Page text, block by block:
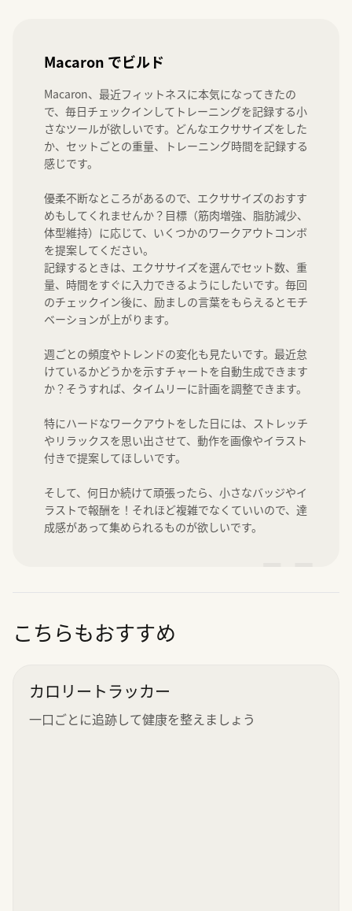
Macaron でビルド
Macaron、最近フィットネスに本気になってきたの
で、毎日チェックインしてトレーニングを記録する小
さなツールが欲しいです。どんなエクササイズをした
か、セットごとの重量、トレーニング時間を記録する
感じです。
優柔不断なところがあるので、エクササイズのおすす
めもしてくれませんか？目標（筋肉増強、脂肪減少、
体型維持）に応じて、いくつかのワークアウトコンボ
を提案してください。
記録するときは、エクササイズを選んでセット数、重
量、時間をすぐに入力できるようにしたいです。毎回
のチェックイン後に、励ましの言葉をもらえるとモチ
ベーションが上がります。
週ごとの頻度やトレンドの変化も見たいです。最近怠
けているかどうかを示すチャートを自動生成できます
か？そうすれば、タイムリーに計画を調整できます。
特にハードなワークアウトをした日には、ストレッチ
やリラックスを思い出させて、動作を画像やイラスト
付きで提案してほしいです。
そして、何日か続けて頑張ったら、小さなバッジやイ
ラストで報酬を！それほど複雑でなくていいので、達
成感があって集められるものが欲しいです。
こちらもおすすめ
カロリートラッカー
一口ごとに追跡して健康を整えましょう